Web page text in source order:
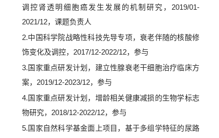
调控肾透明细胞癌发生发展的机制研究，2019/01-
2021/12，课题负责人
2.中国科学院战略性科技先导专项，衰老伴随的核酸修
饰变化及调控，2017/12-2022/12，参与
3.国家重点研发计划，建立性腺衰老干细胞治疗临床方
案，2019/12-2023/12，参与
4.国家重点研发计划，增龄相关健康减损的生物学标志
物研究，2018/12-2022/12，参与
5.国家自然科学基金面上项目，基于多组学特征的尿路